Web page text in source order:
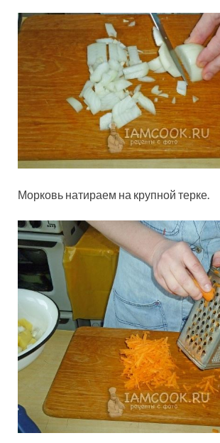
Морковь натираем на крупной терке.